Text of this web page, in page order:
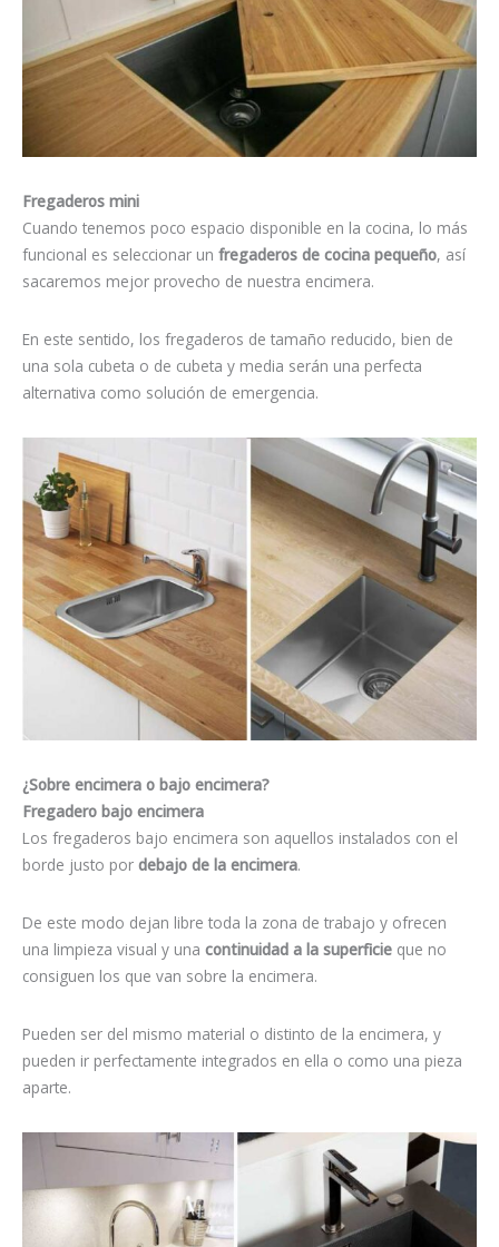
Fregaderos mini
Cuando tenemos poco espacio disponible en la cocina, lo más
funcional es seleccionar un fregaderos de cocina pequeño, así
sacaremos mejor provecho de nuestra encimera.
En este sentido, los fregaderos de tamaño reducido, bien de
una sola cubeta o de cubeta y media serán una perfecta
alternativa como solución de emergencia.
¿Sobre encimera o bajo encimera?
Fregadero bajo encimera
Los fregaderos bajo encimera son aquellos instalados con el
borde justo por debajo de la encimera.
De este modo dejan libre toda la zona de trabajo y ofrecen
una limpieza visual y una continuidad a la superficie que no
consiguen los que van sobre la encimera.
Pueden ser del mismo material o distinto de la encimera, y
pueden ir perfectamente integrados en ella o como una pieza
aparte.